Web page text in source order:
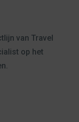
van Travel
op het